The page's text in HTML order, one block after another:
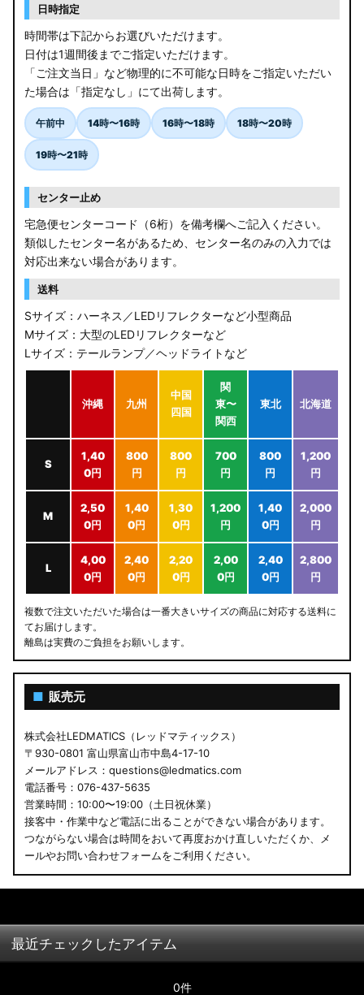
MK94S/MK54S スペーシア / カスタム
ZCEDS/ZDEDS/ZCDDS/ZDDDS スイフト
AZSH36W/AZSH37W クラウンスポーツ
LA400K コペン
汎用LEDバルブ
アウトレット
JB64W/JB74W/JC74W ジムニー/シエラ/ノマド
日時指定
時間帯は下記からお選びいただけます。
日付は1週間後までご指定いただけます。
「ご注文当日」など物理的に不可能な日時をご指定いただい
た場合は「指定なし」にて出荷します。
午前中 14時〜16時 16時〜18時 18時〜20時
19時〜21時
センター止め
宅急便センターコード（6桁）を備考欄へご記入ください。
類似したセンター名があるため、センター名のみの入力では
対応出来ない場合があります。
送料
Sサイズ：ハーネス／LEDリフレクターなど小型商品
Mサイズ：大型のLEDリフレクターなど
Lサイズ：テールランプ／ヘッドライトなど
沖縄 九州
中国
四国
関
東〜
関西
東北 北海道
S
1,40
0円
800
円
800
円
700
円
800
円
1,200
円
M
2,50
0円
1,40
0円
1,30
0円
1,200
円
1,40
0円
2,000
円
L
4,00
0円
2,40
0円
2,20
0円
2,00
0円
2,40
0円
2,800
円
複数で注文いただいた場合は一番大きいサイズの商品に対応する送料に
てお届けします。
離島は実費のご負担をお願いします。
■ 販売元
株式会社LEDMATICS（レッドマティックス）
〒930-0801 富山県富山市中島4-17-10
メールアドレス：questions@ledmatics.com
電話番号：076-437-5635
営業時間：10:00〜19:00（土日祝休業）
接客中・作業中など電話に出ることができない場合があります。
つながらない場合は時間をおいて再度おかけ直しいただくか、メ
ールやお問い合わせフォームをご利用ください。
最近チェックしたアイテム
0件